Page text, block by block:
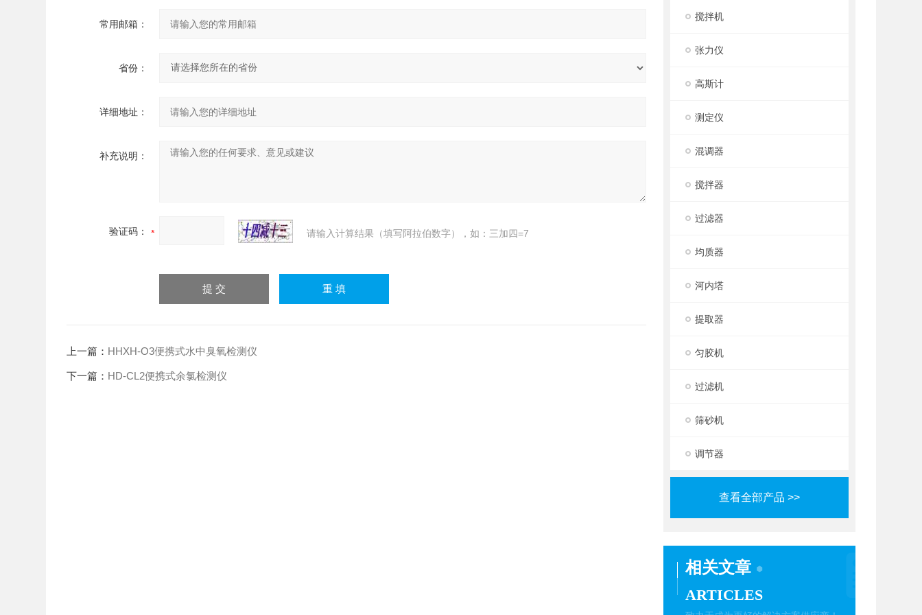
搅拌机
张力仪
高斯计
测定仪
混调器
搅拌器
过滤器
均质器
河内塔
提取器
匀胶机
过滤机
筛砂机
调节器
查看全部产品 >>
相关文章
ARTICLES
常用邮箱：
省份：
详细地址：
补充说明：
验证码： 请输入计算结果（填写阿拉伯数字），如：三加四=7
上一篇： HHXH-O3便携式水中臭氧检测仪
下一篇： HD-CL2便携式余氯检测仪